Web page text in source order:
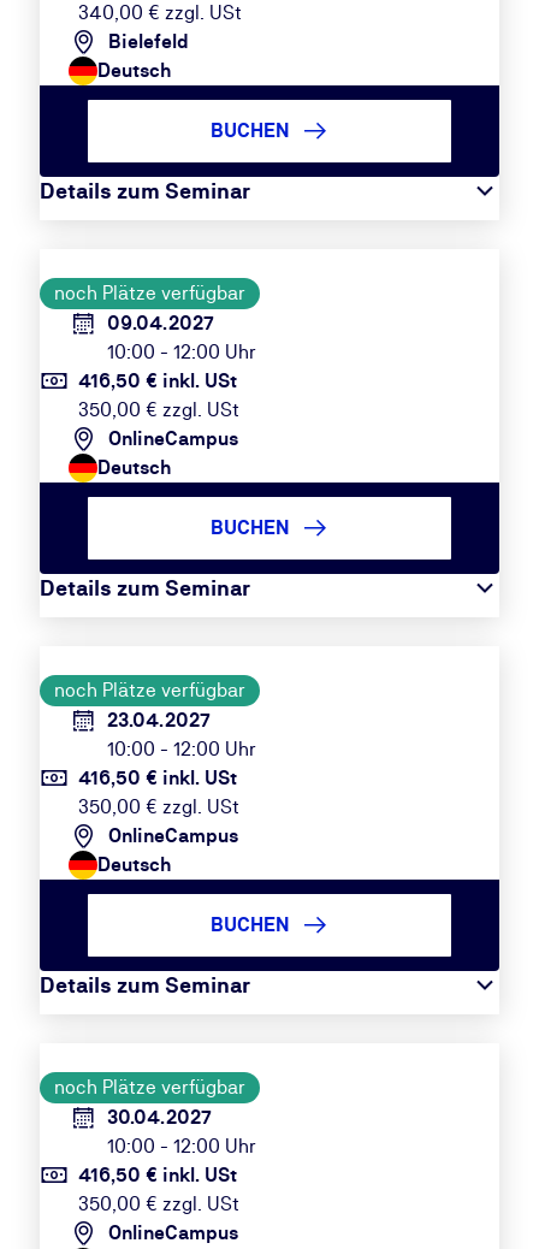
340,00 € zzgl. USt
Bielefeld
Deutsch
Details zum Seminar
BUCHEN
noch Plätze verfügbar
09.04.2027
10:00 - 12:00 Uhr
416,50 € inkl. USt
350,00 € zzgl. USt
OnlineCampus
Deutsch
Details zum Seminar
BUCHEN
noch Plätze verfügbar
23.04.2027
10:00 - 12:00 Uhr
416,50 € inkl. USt
350,00 € zzgl. USt
OnlineCampus
Deutsch
Details zum Seminar
BUCHEN
noch Plätze verfügbar
30.04.2027
10:00 - 12:00 Uhr
416,50 € inkl. USt
350,00 € zzgl. USt
OnlineCampus